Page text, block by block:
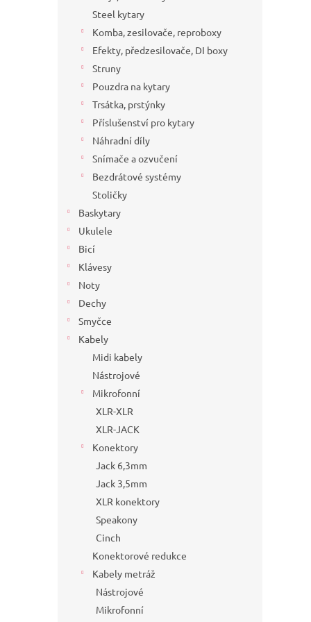
Steel kytary
Komba, zesilovače, reproboxy
Efekty, předzesilovače, DI boxy
Struny
Pouzdra na kytary
Trsátka, prstýnky
Příslušenství pro kytary
Náhradní díly
Snímače a ozvučení
Bezdrátové systémy
Stoličky
Baskytary
Ukulele
Bicí
Klávesy
Noty
Dechy
Smyčce
Kabely
Midi kabely
Nástrojové
Mikrofonní
XLR-XLR
XLR-JACK
Konektory
Jack 6,3mm
Jack 3,5mm
XLR konektory
Speakony
Cinch
Konektorové redukce
Kabely metráž
Nástrojové
Mikrofonní